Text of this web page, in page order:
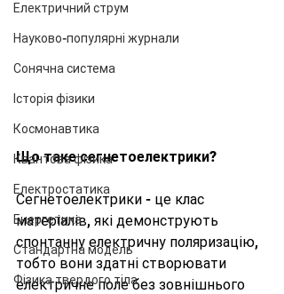
Електричний струм
Науково-популярні журнали
Сонячна система
Історія фізики
Космонавтика
Квантова фізика
Електростатика
Енергетика
Стандартна модель
Фізика твердого тіла
Що таке сегнетоелектрики?
Сегнетоелектрики - це клас
матеріалів, які демонструють
спонтанну електричну поляризацію,
тобто вони здатні створювати
електричне поле без зовнішнього